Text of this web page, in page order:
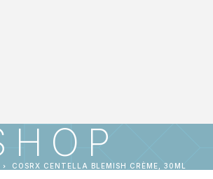
COSRX CENTELLA BLEMISH CRÈME, 30ML